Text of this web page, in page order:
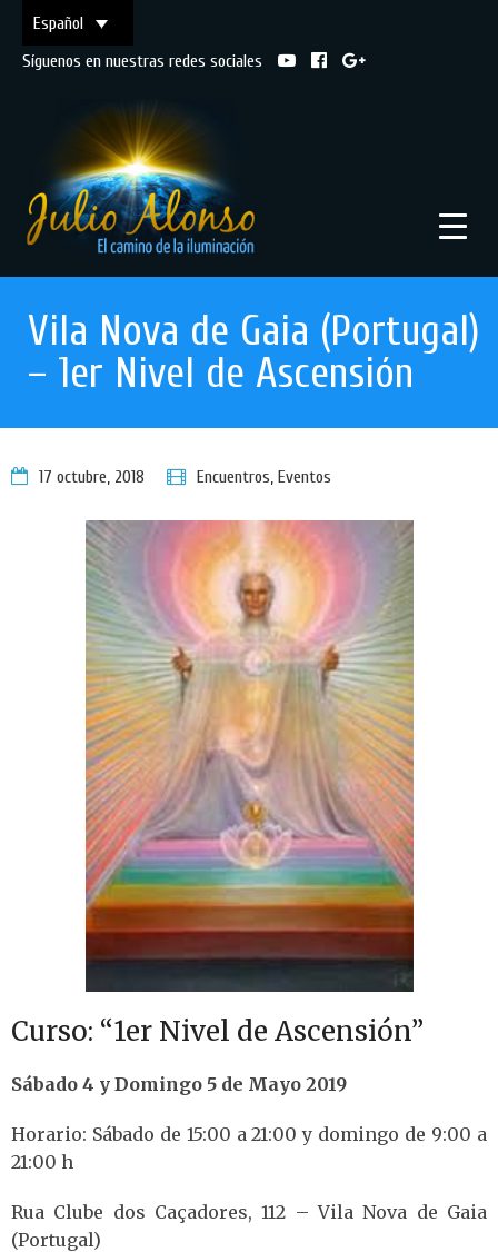
Español
Síguenos en nuestras redes sociales
Vila Nova de Gaia (Portugal)
– 1er Nivel de Ascensión
17 octubre, 2018 Encuentros, Eventos
Curso: “1er Nivel de Ascensión”
Sábado 4 y Domingo 5 de Mayo 2019
Horario: Sábado de 15:00 a 21:00 y domingo de 9:00 a
21:00 h
Rua Clube dos Caçadores, 112 – Vila Nova de Gaia
(Portugal)